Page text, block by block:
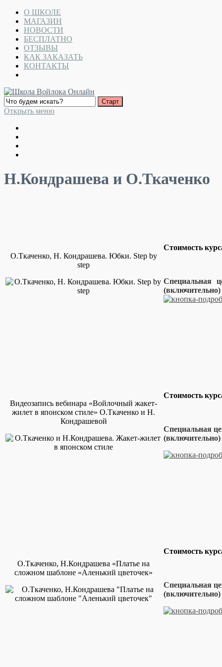
О ШКОЛЕ
МАГАЗИН
НОВОСТИ
БЕСПЛАТНО
ОТЗЫВЫ
КАК ЗАКАЗАТЬ
КОНТАКТЫ
Открыть меню
Н.Кондрашева и О.Ткаченко
О.Ткаченко, Н. Кондрашева. Юбки. Step by
step
Стоимость
Специальная
Видеозапись вебинара «Войлочный жакет-
жилет в японском стиле» О.Ткаченко и Н.
Кондрашевой
Стоимость
Специальная
(включительно)
О.Ткаченко, Н.Кондрашева «Платье на
сложном шаблоне «Аленький цветочек»
Стоимость
Специальная
(включительно)